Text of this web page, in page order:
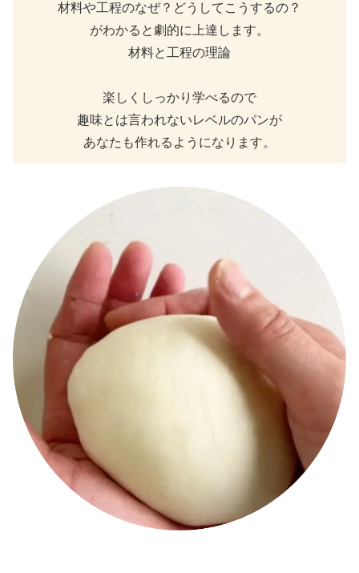
材料や工程のなぜ？どうしてこうするの？
がわかると劇的に上達します。
材料と工程の理論
楽しくしっかり学べるので
趣味とは言われないレベルのパンが
あなたも作れるようになります。